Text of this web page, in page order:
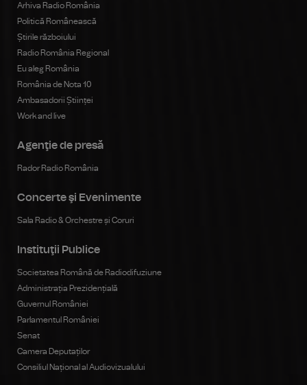
Arhiva Radio România
Politică Românească
Știrile războiului
Radio România Regional
Eu aleg România
România de Nota 10
Ambasadorii Științei
Work and live
Agenţie de presă
Rador Radio România
Concerte şi Evenimente
Sala Radio & Orchestre și Coruri
Instituţii Publice
Societatea Română de Radiodifuziune
Administrația Prezidențială
Guvernul României
Parlamentul României
Senat
Camera Deputaților
Consiliul Național al Audiovizualului